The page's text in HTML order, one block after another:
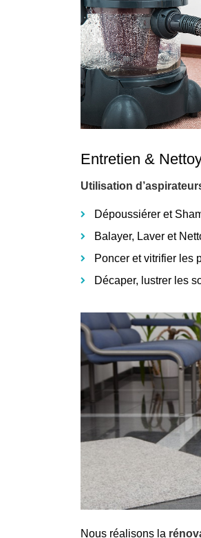
Entretien &
Utilisation
Dépoussiérer et
Balayer, Laver et
Poncer et vitrifier les
Décaper, lustrer les
Nous réalisons la